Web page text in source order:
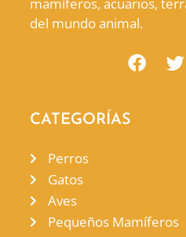
mamíferos, acuarios,
del mundo animal.
CATEGORÍAS
Perros
Gatos
Aves
Pequeños Mamíferos